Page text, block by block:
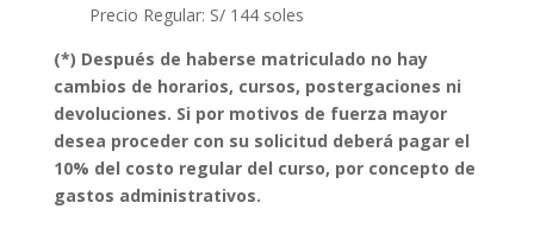
Precio Regular: S/ 144 soles
(*) Después de haberse matriculado no hay
cambios de horarios, cursos, postergaciones ni
devoluciones. Si por motivos de fuerza mayor
desea proceder con su solicitud deberá pagar el
10% del costo regular del curso, por concepto de
gastos administrativos.